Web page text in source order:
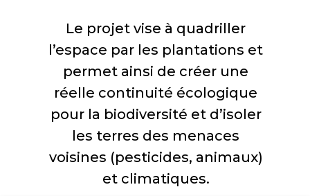
Le projet vise à quadriller
l’espace par les plantations et
permet ainsi de créer une
réelle continuité écologique
pour la biodiversité et d’isoler
les terres des menaces
voisines (pesticides, animaux)
et climatiques.